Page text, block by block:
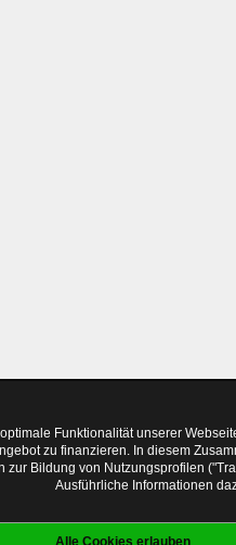
Funktionalität unserer
zu finanzieren. In diesem
zur Bildung von Nutzungsprofilen
Ausführliche Informationen
Alle Cookies erlauben